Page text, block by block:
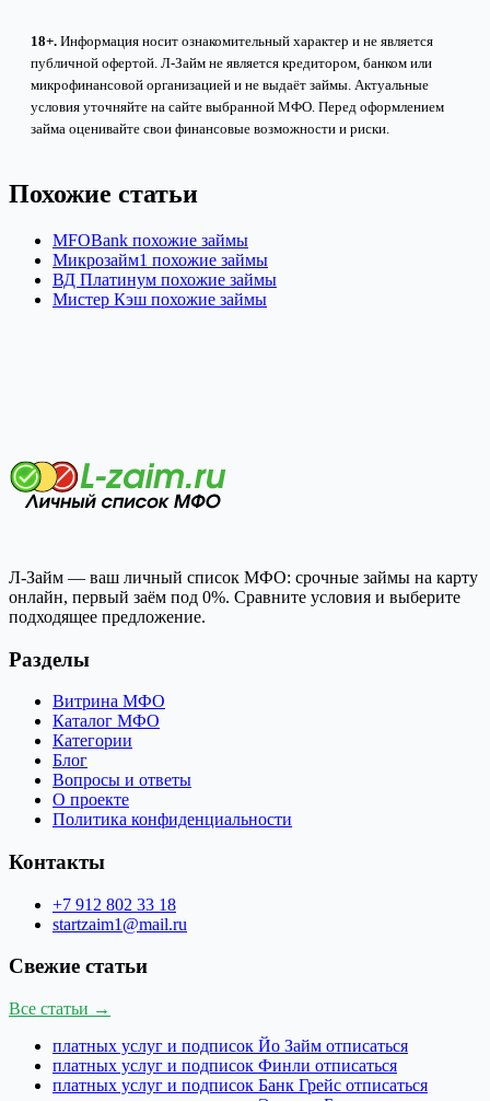
18+. Информация носит ознакомительный характер и не является
публичной офертой. Л-Займ не является кредитором, банком или
микрофинансовой организацией и не выдаёт займы. Актуальные
условия уточняйте на сайте выбранной МФО. Перед оформлением
займа оценивайте свои финансовые возможности и риски.
Похожие статьи
MFOBank похожие займы
Микрозайм1 похожие займы
ВД Платинум похожие займы
Мистер Кэш похожие займы
Л-Займ — ваш личный список МФО: срочные займы на карту
онлайн, первый заём под 0%. Сравните условия и выберите
подходящее предложение.
Разделы
Витрина МФО
Каталог МФО
Категории
Блог
Вопросы и ответы
О проекте
Политика конфиденциальности
Контакты
+7 912 802 33 18
startzaim1@mail.ru
Свежие статьи
Все статьи →
платных услуг и подписок Йо Займ отписаться
платных услуг и подписок Финли отписаться
платных услуг и подписок Банк Грейс отписаться